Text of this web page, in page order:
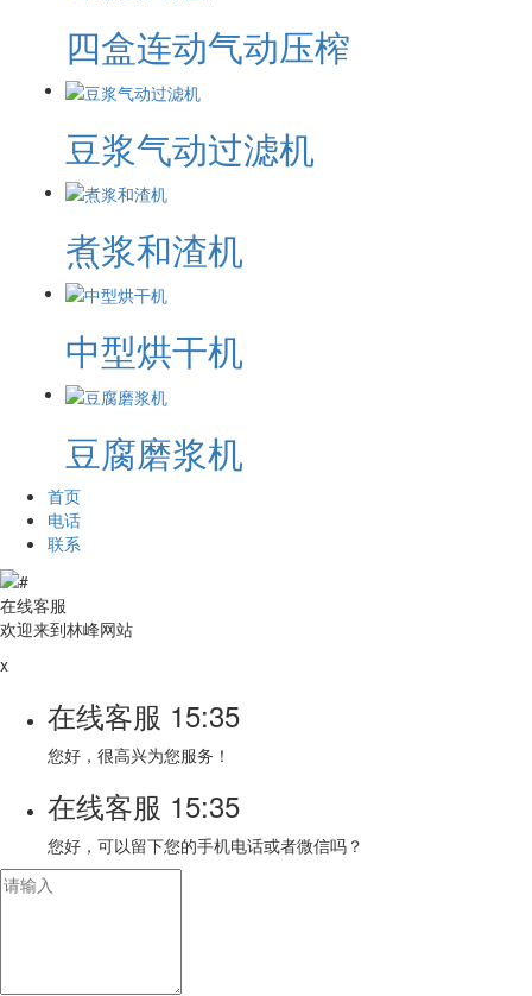
四盒连动气动压榨
豆浆气动过滤机
煮浆和渣机
中型烘干机
豆腐磨浆机
首页
电话
联系
在线客服
欢迎来到林峰网站
x
在线客服 15:35
您好，很高兴为您服务！
在线客服 15:35
您好，可以留下您的手机电话或者微信吗？